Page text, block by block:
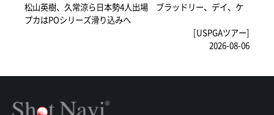
松山英樹、久常涼ら日本勢4人出場 ブラッドリー、デイ、ケ
プカはPOシリーズ滑り込みへ
[USPGAツアー]
2026-08-06